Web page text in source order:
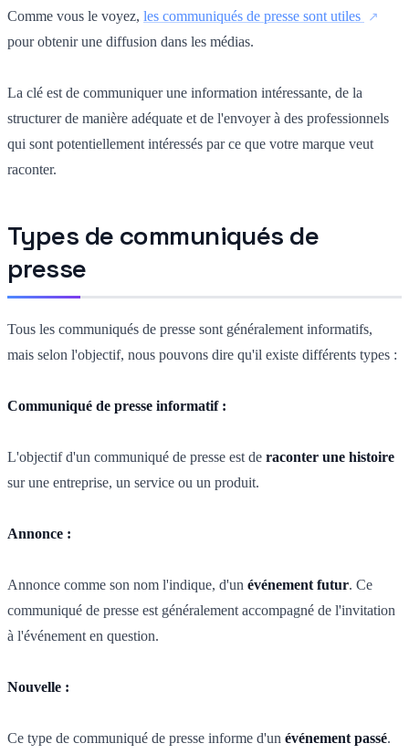
Comme vous le voyez, les communiqués de presse sont utiles
pour obtenir une diffusion dans les médias.
La clé est de communiquer une information intéressante, de la
structurer de manière adéquate et de l'envoyer à des professionnels
qui sont potentiellement intéressés par ce que votre marque veut
raconter.
Types de communiqués de
presse
Tous les communiqués de presse sont généralement informatifs,
mais selon l'objectif, nous pouvons dire qu'il existe différents types :
Communiqué de presse informatif :
L'objectif d'un communiqué de presse est de raconter une histoire
sur une entreprise, un service ou un produit.
Annonce :
Annonce comme son nom l'indique, d'un événement futur. Ce
communiqué de presse est généralement accompagné de l'invitation
à l'événement en question.
Nouvelle :
Ce type de communiqué de presse informe d'un événement passé.